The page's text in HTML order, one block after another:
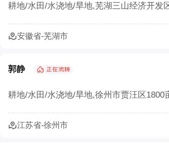
耕地/水田/水浇地/旱地,芜湖三山经济开发
安徽省-芜湖市
郭静
耕地/水田/水浇地/旱地,徐州市贾汪区
江苏省-徐州市